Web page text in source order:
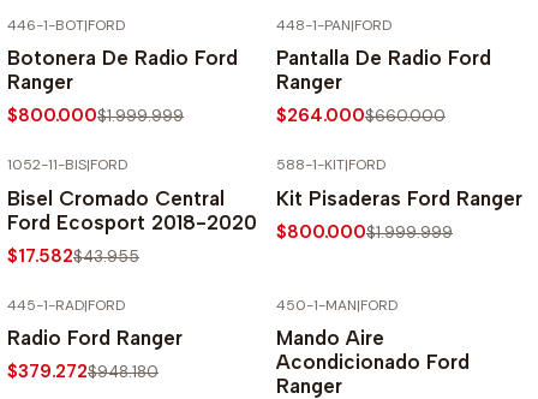
446-1-BOT|FORD
Botonera De Radio Ford
Ranger
$800.000$1.999.999
448-1-PAN|FORD
Pantalla De Radio Ford
Ranger
$264.000$660.000
1052-11-BIS|FORD
Bisel Cromado Central
Ford Ecosport 2018-2020
$17.582$43.955
588-1-KIT|FORD
Kit Pisaderas Ford Ranger
$800.000$1.999.999
445-1-RAD|FORD
Radio Ford Ranger
$379.272$948.180
450-1-MAN|FORD
Mando Aire
Acondicionado Ford
Ranger